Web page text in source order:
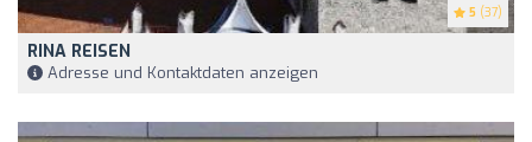
5 (37)
RINA REISEN
Adresse und Kontaktdaten anzeigen